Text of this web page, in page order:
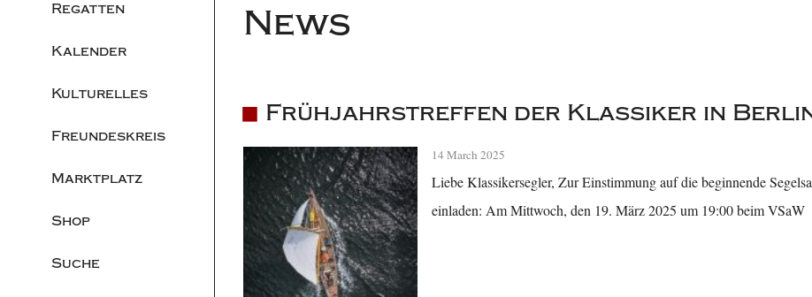
Regatten
Kalender
Kulturelles
Freundeskreis
Marktplatz
Shop
Suche
News
Frühjahrstreffen der Klassiker in
14 March 2025
Liebe Klassikersegler, Zur Einstimmung auf die beginnende
einladen: Am Mittwoch, den 19. März 2025 um 19:00 beim VSaW